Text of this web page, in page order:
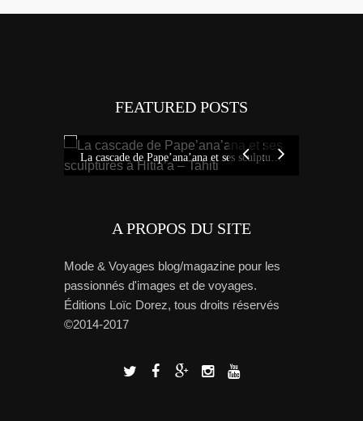
FEATURED POSTS
La cascade de Pape’ana’ana et ses sculptures à Hitia’a – Tahiti
A PROPOS DU SITE
Mode & Voyages blog/magazine pour les
passionnés d'images et de voyages.
Éditions Loïc Dorez, tous droits réservés
©2014-2017